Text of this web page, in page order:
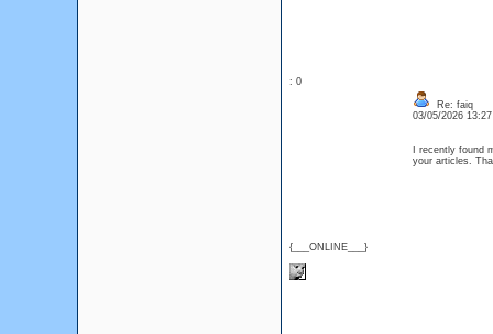
: 0
{___ONLINE___}
Re: faiq
03/05/2026
I recently found
your articles.